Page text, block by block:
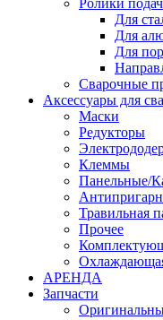
Ролики
Для
Для
Для
Сварочные
Аксессуары для
Маски
Редукторы
Клеммы
Панельные/
Травильная
Прочее
АРЕНДА
Запчасти